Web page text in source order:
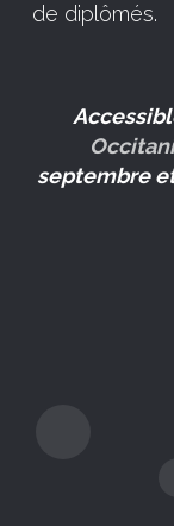
de diplômés.
septembre